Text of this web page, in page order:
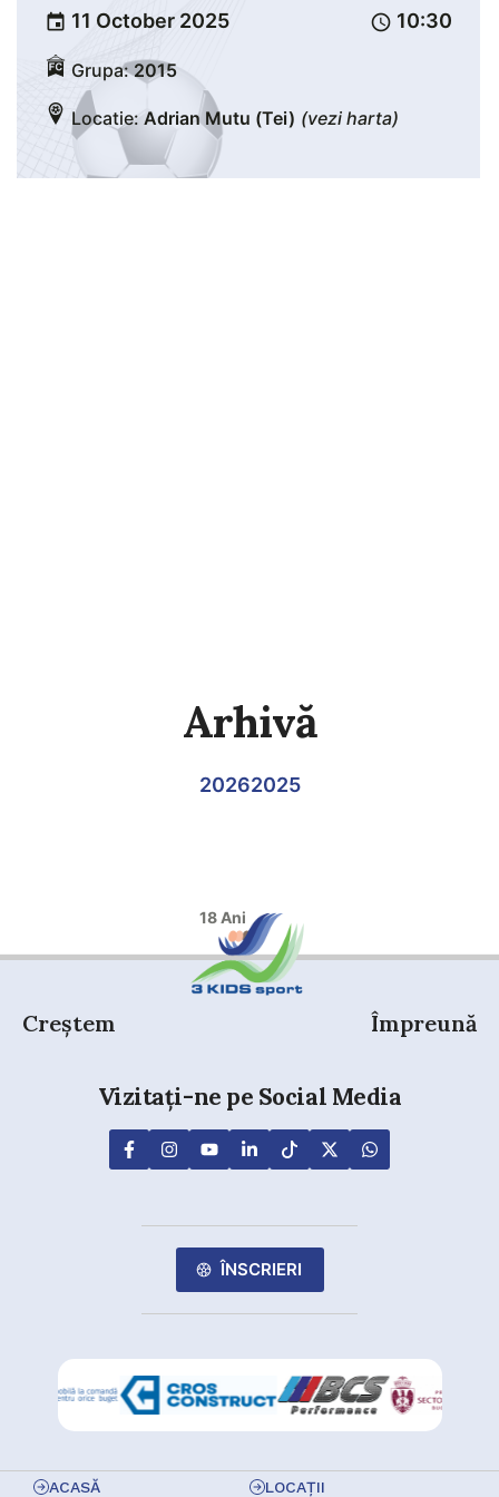
event 11 October 2025 schedule 10:30
Grupa:2015
Locatie: Adrian Mutu (Tei) (vezi harta)
Arhivă
20262025
18 Ani
Creștem Împreună
Vizitați-ne pe Social Media
ÎNSCRIERI
ACASĂ LOCAȚII